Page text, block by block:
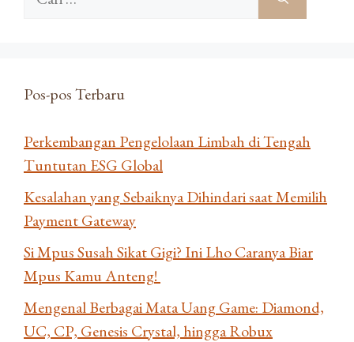
Pos-pos Terbaru
Perkembangan Pengelolaan Limbah di Tengah
Tuntutan ESG Global
Kesalahan yang Sebaiknya Dihindari saat Memilih
Payment Gateway
Si Mpus Susah Sikat Gigi? Ini Lho Caranya Biar
Mpus Kamu Anteng!
Mengenal Berbagai Mata Uang Game: Diamond,
UC, CP, Genesis Crystal, hingga Robux